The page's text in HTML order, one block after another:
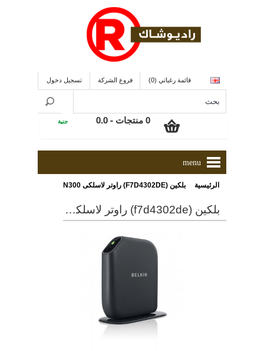
قائمة رغباتي (0) فروع الشركة تسجيل دخول
0 منتجات - 0.0 جنية
menu
الرئيسية بلكين (F7D4302DE) راوتر لاسلكى N300
بلكين (f7d4302de) راوتر لاسلكى n300